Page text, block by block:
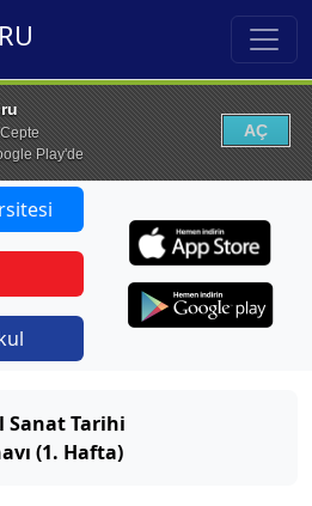
Play'de
AÇ
Sanat Tarihi
(1. Hafta)